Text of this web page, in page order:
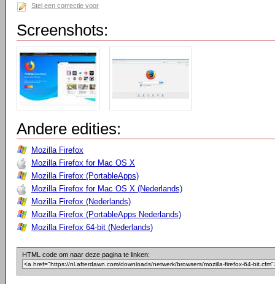
Stel een correctie voor
Screenshots:
Andere edities:
Mozilla Firefox
Mozilla Firefox for Mac OS X
Mozilla Firefox (PortableApps)
Mozilla Firefox for Mac OS X (Nederlands)
Mozilla Firefox (Nederlands)
Mozilla Firefox (PortableApps Nederlands)
Mozilla Firefox 64-bit (Nederlands)
HTML code om naar deze pagina te linken: